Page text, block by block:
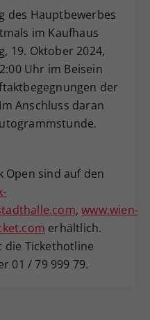
des Hauptbewerbes
im Kaufhaus
19. Oktober 2024,
Uhr im Beisein
der
Anschluss daran
Open sind auf den
,www.wien-
erhältlich.
die Tickethotline
01 / 79 999 79.